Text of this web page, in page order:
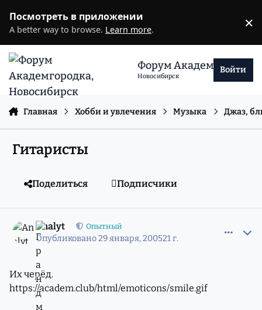
Посмотреть в приложении
A better way to browse. Learn more. ×
Форум Академгородка
Новосибирск
Войти
Главная Хобби и увлечения Музыка Джаз,
Гитаристы
Поделиться Подписчики
Analyt Опытный
Опубликовано29 января, 200521 г.
Их черёд.
https://academ.club/html/emoticons/smile.gif